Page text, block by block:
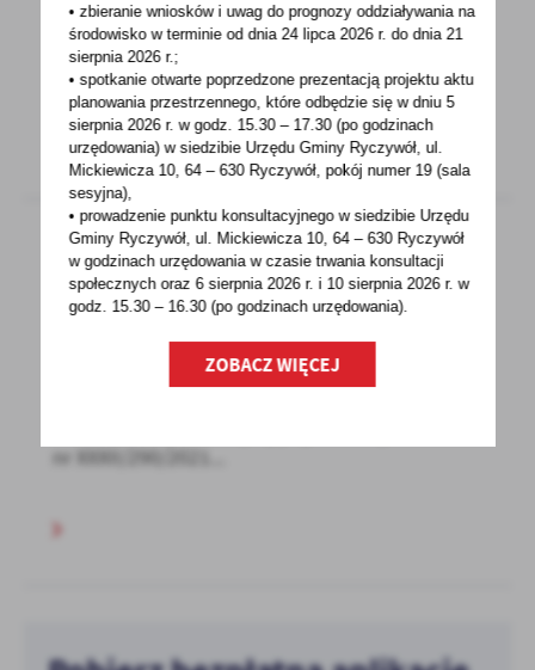
Na podstawie uchwały nr XXXIII/311/2021 Rady
Gminy Ryczywół z dnia 29 grudnia 2021 r.
w sprawie...
20 - 01 - 2022
nr XXXII/290/2021...
• zbieranie wniosków i uwag do prognozy oddziaływania na
środowisko w terminie od dnia 24 lipca 2026 r. do dnia 21
sierpnia 2026 r.;
• spotkanie otwarte poprzedzone prezentacją projektu aktu
planowania przestrzennego, które odbędzie się w dniu 5
sierpnia 2026 r.w godz. 15.30 – 17.30 (po godzinach
urzędowania) w siedzibie Urzędu Gminy Ryczywół, ul.
Mickiewicza 10, 64 – 630 Ryczywół, pokójnumer 19 (sala
sesyjna),
• prowadzenie punktu konsultacyjnego w siedzibie Urzędu
Gminy Ryczywół, ul. Mickiewicza 10, 64 – 630 Ryczywół
w godzinachurzędowania w czasie trwania konsultacji
społecznych oraz 6 sierpnia 2026 r. i 10 sierpnia 2026 r. w
godz. 15.30 – 16.30 (po godzinachurzędowania).
ZOBACZ WIĘCEJ